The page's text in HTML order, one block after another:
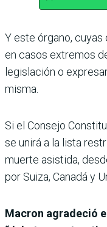
Y este órgano,
en casos extremos
legislación o
misma.
Si el Consejo
se unirá a la lista
muerte asistida,
por Suiza, Canadá y
Macron agradeció